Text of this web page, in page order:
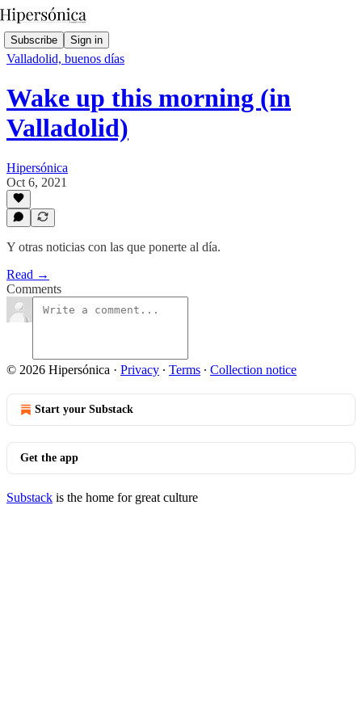
Subscribe Sign in
Valladolid, buenos días
Wake up this morning (in
Valladolid)
Hipersónica
Oct 6, 2021
Y otras noticias con las que ponerte al día.
Read →
Comments
© 2026 Hipersónica · Privacy ∙ Terms ∙ Collection notice
Start your Substack
Get the app
Substack is the home for great culture